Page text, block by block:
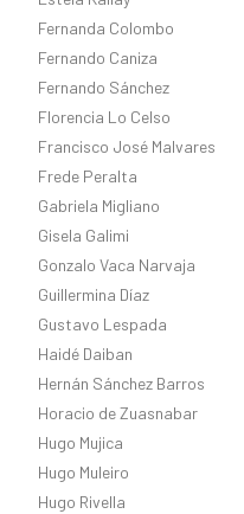
Fernanda Colombo
Fernando Caniza
Fernando Sánchez
Florencia Lo Celso
Francisco José Malvares
Frede Peralta
Gabriela Migliano
Gisela Galimi
Gonzalo Vaca Narvaja
Guillermina Díaz
Gustavo Lespada
Haidé Daiban
Hernán Sánchez Barros
Horacio de Zuasnabar
Hugo Mujica
Hugo Muleiro
Hugo Rivella